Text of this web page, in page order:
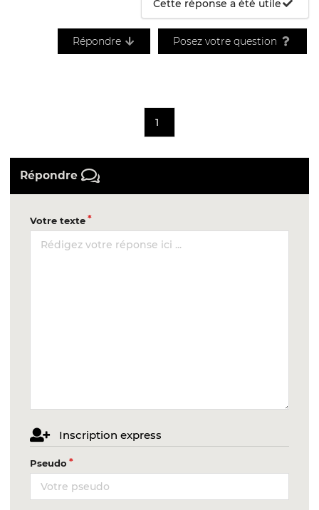
Cette réponse a été utile
Répondre Posez votre question
1
Répondre
Votre texte
Inscription express
Pseudo